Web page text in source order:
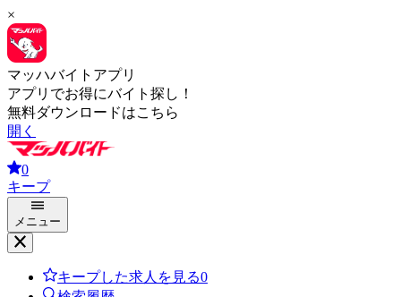
×
マッハバイトアプリ
アプリでお得にバイト探し！
無料ダウンロードはこちら
開く
0
キープ
メニュー
キープした求人を見る0